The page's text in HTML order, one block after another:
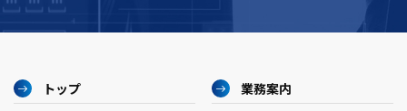
トップ
業務案内